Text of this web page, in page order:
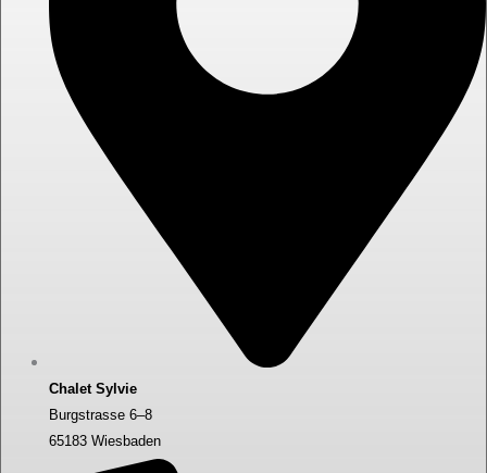
Chalet Sylvie
Burgstrasse 6–8
65183 Wiesbaden